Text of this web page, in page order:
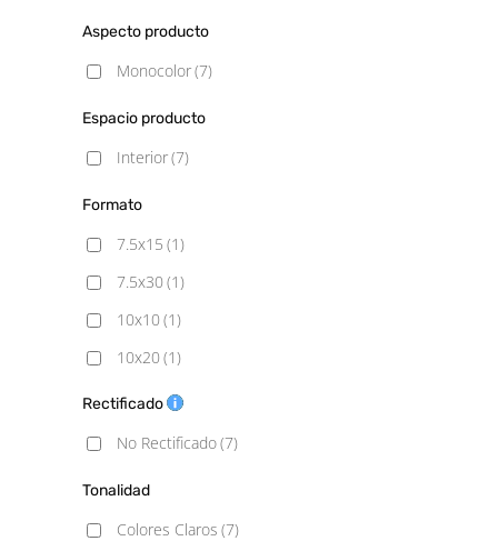
Aspecto producto
Monocolor(7)
Espacio producto
Interior(7)
Formato
7.5x15 (1)
7.5x30 (1)
10x10 (1)
10x20 (1)
10x30 (1)
15x15
(1)
Rectificado
No Rectificado(7)
Tonalidad
Colores Claros (7)